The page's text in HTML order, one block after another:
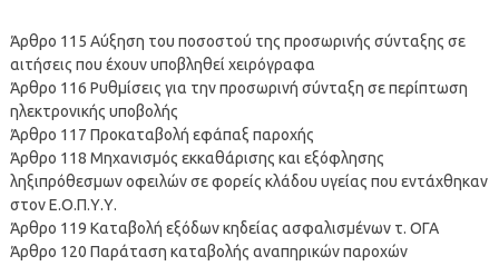
Άρθρο 115 Αύξηση του ποσοστού της προσωρινής σύνταξης σε
αιτήσεις που έχουν υποβληθεί χειρόγραφα
Άρθρο 116 Ρυθμίσεις για την προσωρινή σύνταξη σε περίπτωση
ηλεκτρονικής υποβολής
Άρθρο 117 Προκαταβολή εφάπαξ παροχής
Άρθρο 118 Μηχανισμός εκκαθάρισης και εξόφλησης
ληξιπρόθεσμων οφειλών σε φορείς κλάδου υγείας που εντάχθηκαν
στον Ε.Ο.Π.Υ.Υ.
Άρθρο 119 Καταβολή εξόδων κηδείας ασφαλισμένων τ. ΟΓΑ
Άρθρο 120 Παράταση καταβολής αναπηρικών παροχών